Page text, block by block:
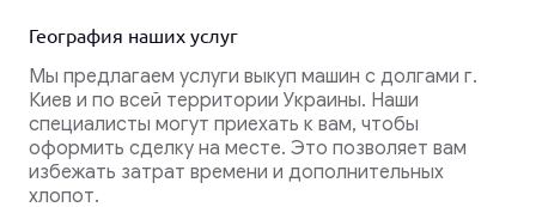
География наших услуг
Мы предлагаем услуги выкуп машин с долгами г.
Киев и по всей территории Украины. Наши
специалисты могут приехать к вам, чтобы
оформить сделку на месте. Это позволяет вам
избежать затрат времени и дополнительных
хлопот.